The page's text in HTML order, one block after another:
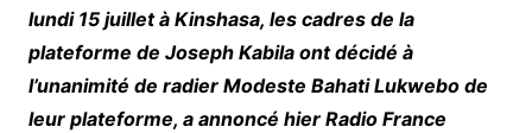
lundi 15 juillet à Kinshasa, les cadres de la
plateforme de Joseph Kabila ont décidé à
l’unanimité de radier Modeste Bahati Lukwebo de
leur plateforme, a annoncé hier Radio France